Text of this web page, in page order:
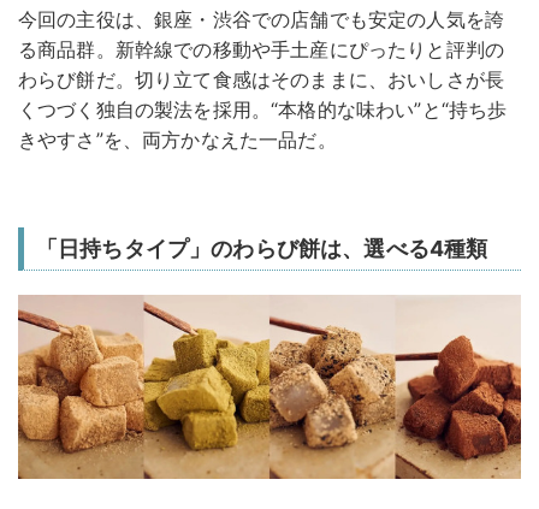
今回の主役は、銀座・渋谷での店舗でも安定の人気を誇
る商品群。新幹線での移動や手土産にぴったりと評判の
わらび餅だ。切り立て食感はそのままに、おいしさが長
くつづく独自の製法を採用。“本格的な味わい”と“持ち歩
きやすさ”を、両方かなえた一品だ。
「日持ちタイプ」のわらび餅は、選べる4種類